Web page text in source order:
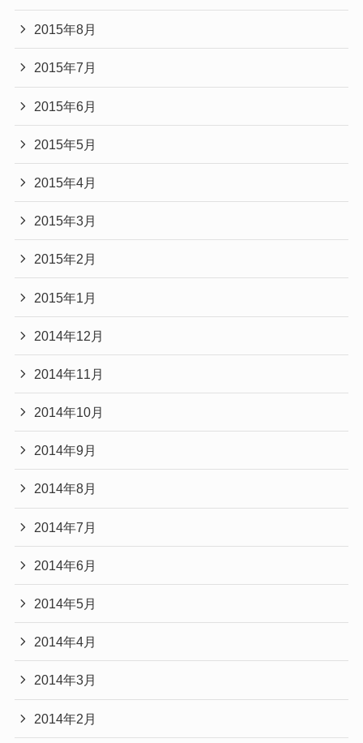
2015年8月
2015年7月
2015年6月
2015年5月
2015年4月
2015年3月
2015年2月
2015年1月
2014年12月
2014年11月
2014年10月
2014年9月
2014年8月
2014年7月
2014年6月
2014年5月
2014年4月
2014年3月
2014年2月